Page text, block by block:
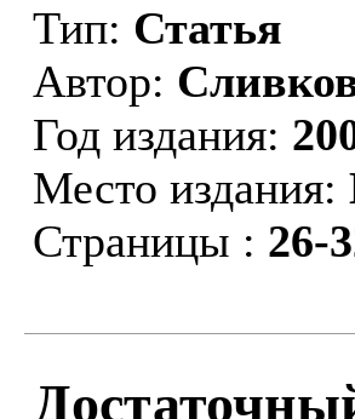
Тип: Статья
Автор:
Год издания:
Место издания:
Страницы : 26-